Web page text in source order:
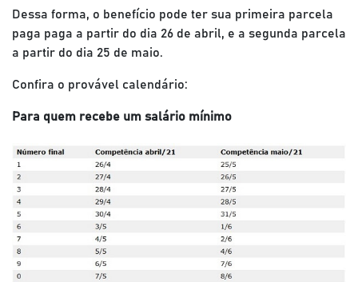
Dessa forma, o benefício pode ter sua primeira parcela
paga paga a partir do dia 26 de abril, e a segunda parcela
a partir do dia 25 de maio.
Confira o provável calendário:
Para quem recebe um salário mínimo